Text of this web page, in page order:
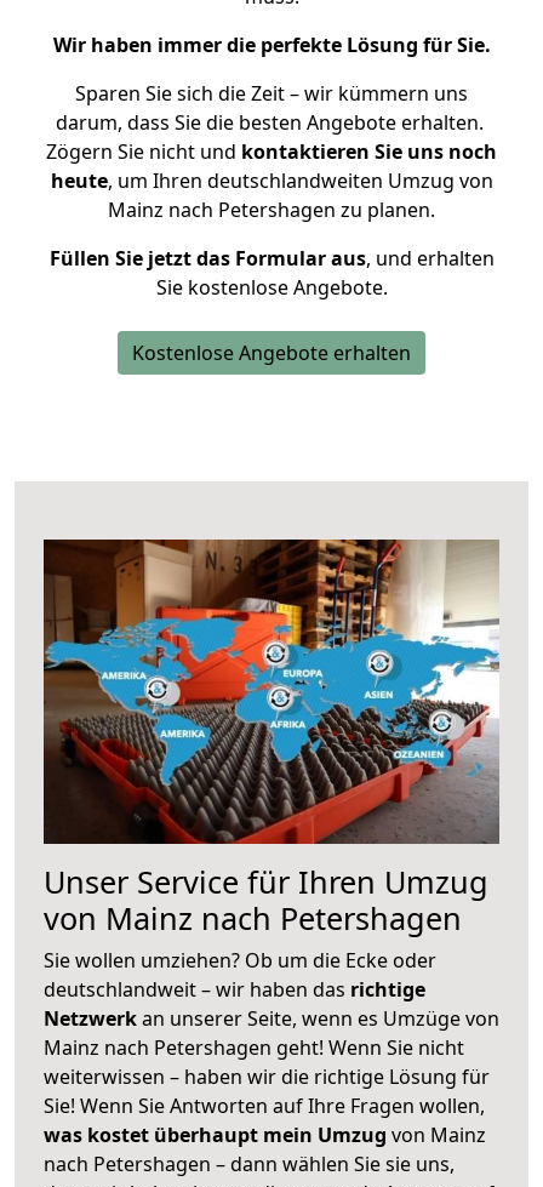
Wir haben immer die perfekte Lösung für Sie.
Sparen Sie sich die Zeit – wir kümmern uns
darum, dass Sie die besten Angebote erhalten.
Zögern Sie nicht und kontaktieren Sie uns noch
heute, um Ihren deutschlandweiten Umzug von
Mainz nach Petershagen zu planen.
Füllen Sie jetzt das Formular aus, und erhalten
Sie kostenlose Angebote.
Kostenlose Angebote erhalten
Unser Service für Ihren Umzug
von Mainz nach Petershagen
Sie wollen umziehen? Ob um die Ecke oder
deutschlandweit – wir haben das richtige
Netzwerkan unserer Seite, wenn es Umzüge von
Mainz nach Petershagen geht! Wenn Sie nicht
weiterwissen – haben wir die richtige Lösung für
Sie! Wenn Sie Antworten auf Ihre Fragen wollen,
was kostet überhaupt mein Umzug von Mainz
nach Petershagen – dann wählen Sie sie uns,